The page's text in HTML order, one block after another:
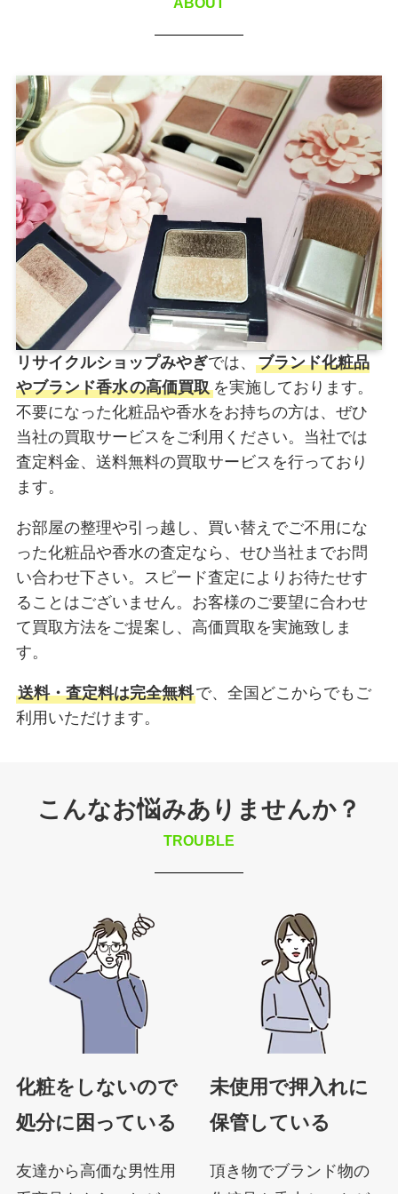
リサイクルショップみやぎでは、 ブランド化粧品
やブランド香水の高価買取 を実施しております。
不要になった化粧品や香水をお持ちの方は、ぜひ
当社の買取サービスをご利用ください。当社では
査定料金、送料無料の買取サービスを行っており
ます。
お部屋の整理や引っ越し、買い替えでご不用にな
った化粧品や香水の査定なら、せひ当社までお問
い合わせ下さい。スピード査定によりお待たせす
ることはございません。お客様のご要望に合わせ
て買取方法をご提案し、高価買取を実施致しま
す。
送料・査定料は完全無料で、全国どこからでもご
利用いただけます。
こんなお悩みありませんか？
TROUBLE
化粧をしないので
処分に困っている
友達から高価な男性用
未使用で押入れに
保管している
頂き物でブランド物の